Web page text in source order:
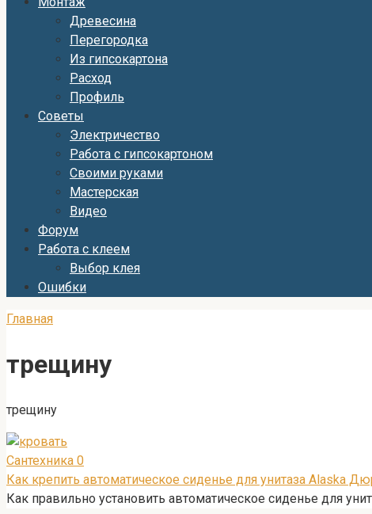
Древесина
Перегородка
Из гипсокартона
Расход
Профиль
Советы
Электричество
Работа с гипсокартоном
Своими руками
Мастерская
Видео
Форум
Работа с клеем
Выбор клея
Ошибки
Главная
трещину
трещину
Сантехника 0
Как крепить автоматическое сиденье для унитаза Alaska
Как правильно установить автоматическое сиденье для